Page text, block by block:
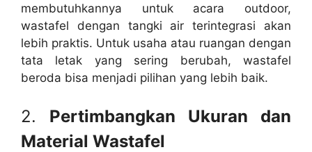
membutuhkannya untuk acara outdoor,
wastafel dengan tangki air terintegrasi akan
lebih praktis. Untuk usaha atau ruangan dengan
tata letak yang sering berubah, wastafel
beroda bisa menjadi pilihan yang lebih baik.
2. Pertimbangkan Ukuran dan
Material Wastafel